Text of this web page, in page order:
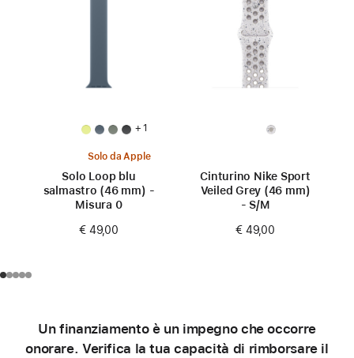
+ 1
Solo da Apple
Solo Loop blu
salmastro (46 mm) -
Misura 0
€ 49,00
Cinturino Nike Sport
Veiled Grey (46 mm)
- S/M
€ 49,00
Un finanziamento è un impegno che occorre
onorare. Verifica la tua capacità di rimborsare il